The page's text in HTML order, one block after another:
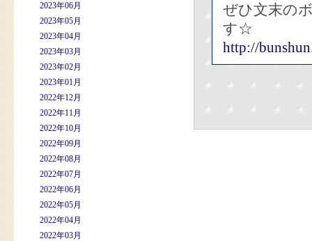
2023年06月
2023年05月
2023年04月
2023年03月
2023年02月
2023年01月
2022年12月
2022年11月
2022年10月
2022年09月
2022年08月
2022年07月
2022年06月
2022年05月
2022年04月
2022年03月
ぜひ文末の
す☆
http://